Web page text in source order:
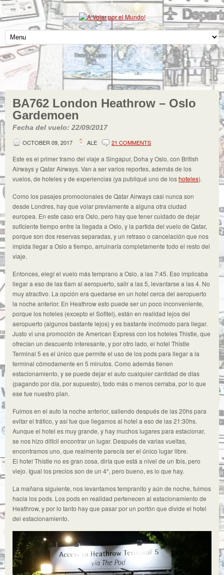
BA762 London Heathrow – Oslo
Gardemoen
Fecha del vuelo: 22/09/2017
OCTOBER 09, 2017
ALE 21 COMMENTS
Este es el primer tramo del viaje a Singapur, Doha y Oslo, con British
Airways y Qatar Airways. Van a ser varios reportes, además de los
vuelos, de hoteles y de experiencias (ya publiqué uno de loshoteles).
Como los pasajes promocionales de Qatar Airways casi nunca son
desde Londres, hay que volar previamente a alguna otra ciudad
europea. En este caso era Oslo, pero hay que tener cuidado de dejar
suficiente tiempo entre la llegada a Oslo, y la partida del vuelo de Qatar,
porque son dos reservas separadas, y un retraso o cancelación que nos
impida llegar a Oslo a tiempo, arruinaría completamente todo el resto del
viaje.
Entonces, elegí el vuelo más temprano a Oslo, a las 7:45. Eso implicaba
llegar a eso de las 6am al aeropuerto, salir a las 5, levantarse a las 4. No
muy atractivo. La opción era quedarse en un hotel cerca del aeropuerto
la noche anterior. En Heathrow esto puede ser un poco inconveniente,
porque los hoteles (excepto el Sofitel), están en realidad lejos del
aeropuerto (algunos bastante lejos) y es bastante incómodo para llegar.
Justo vi una promoción de American Express con los hoteles Thistle, que
ofrecían un descuento interesante, y por otro lado, el hotel Thistle
Terminal 5 es el único que permite el uso de los pods para llegar a la
terminal cómodamente en 5 minutos. Como además tienen
estacionamiento, y se puede dejar el auto cualquier cantidad de días
(pagando por día, por supuesto), todo más o menos cerraba, por lo que
ese fue nuestro plan.
Fuimos en el auto la noche anterior, saliendo después de las 20hs para
evitar el tráfico, y así fue que llegamos al hotel a eso de las 21:30hs.
Aunque el hotel es muy grande, y hay muchos lugares para estacionar,
se nos hizo difícil encontrar un lugar. Después de varias vueltas,
encontramos uno, que realmente parecía ser el único lugar libre.
El hotel Thistle no es gran cosa, diría que está a nivel de un Ibis, pero
viejo. Igual los precios son de un 4*, pero bueno, es lo que hay.
La mañana siguiente, nos levantamos tempranito y aún de noche, fuimos
hacia los pods. Los pods en realidad pertenecen al estacionamiento de
Heathrow, y por lo tanto hay que pasar por un portón que divide el hotel
del estacionamiento.